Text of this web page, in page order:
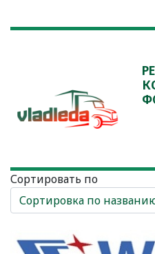
Сортировать по
Сортировка по